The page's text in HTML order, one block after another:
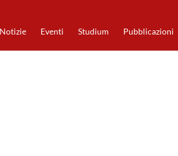
Notizie Eventi Studium Pubblicazioni